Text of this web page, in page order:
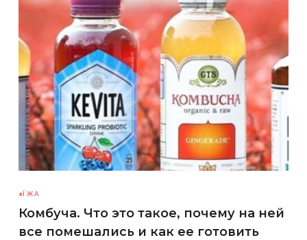
ЇЖА
Комбуча. Что это такое, почему на ней
все помешались и как ее готовить